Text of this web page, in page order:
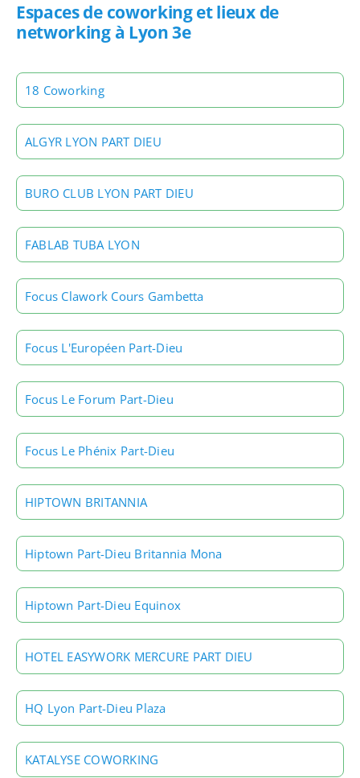
Espaces de coworking et lieux de
networking à Lyon 3e
18 Coworking
ALGYR LYON PART DIEU
BURO CLUB LYON PART DIEU
FABLAB TUBA LYON
Focus Clawork Cours Gambetta
Focus L'Européen Part-Dieu
Focus Le Forum Part-Dieu
Focus Le Phénix Part-Dieu
HIPTOWN BRITANNIA
Hiptown Part-Dieu Britannia Mona
Hiptown Part-Dieu Equinox
HOTEL EASYWORK MERCURE PART DIEU
HQ Lyon Part-Dieu Plaza
KATALYSE COWORKING